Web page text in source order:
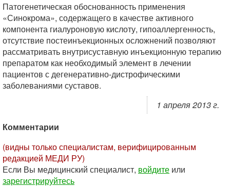
Патогенетическая обоснованность применения
«Синокрома», содержащего в качестве активного
компонента гиалуроновую кислоту, гипоаллергенность,
отсутствие постеинъекционных осложнений позволяют
рассматривать внутрисуставную инъекционную терапию
препаратом как необходимый элемент в лечении
пациентов с дегенеративно-дистрофическими
заболеваниями суставов.
1 апреля 2013 г.
Комментарии
(видны только специалистам, верифицированным
редакцией МЕДИ РУ)
Если Вы медицинский специалист, войдите или
зарегистрируйтесь